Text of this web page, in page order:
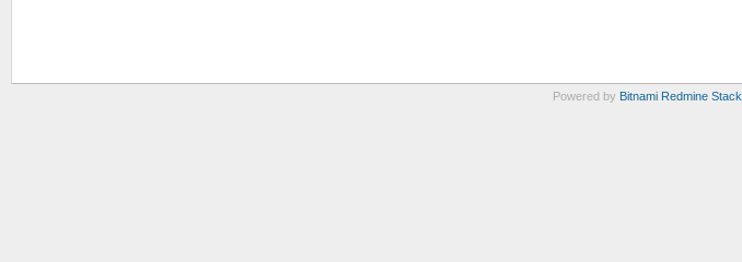
Powered by Bitnami Redmine Stack